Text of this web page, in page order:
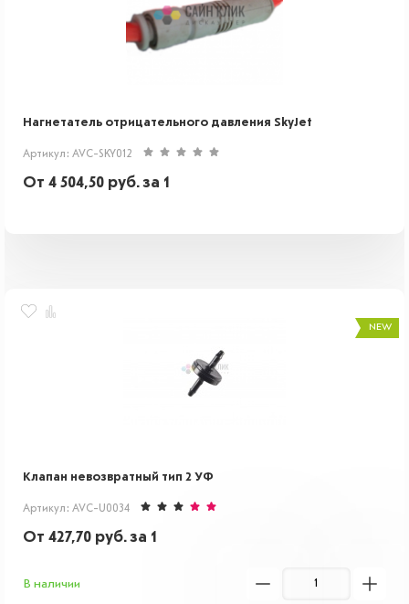
Нагнетатель отрицательного давления SkyJet
Артикул: AVC-SKY012
От 4 504,50 руб.за 1
NEW
Клапан невозвратный тип 2 УФ
Артикул: AVC-U0034
От 427,70 руб.за 1
В наличии